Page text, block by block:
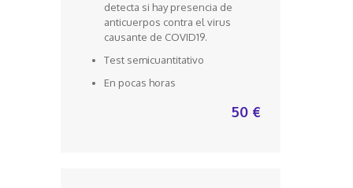
detecta si hay presencia de
anticuerpos contra el virus
causante de COVID19.
Test semicuantitativo
En pocas horas
50 €